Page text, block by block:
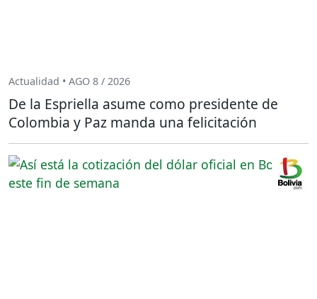
Actualidad • AGO 8 / 2026
De la Espriella asume como presidente de
Colombia y Paz manda una felicitación